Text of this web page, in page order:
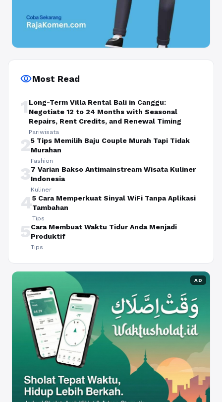
visibilityMost Read
1 Long-Term Villa Rental Bali in Canggu:
Negotiate 12 to 24 Months with Seasonal
Repairs, Rent Credits, and Renewal Timing
Pariwisata
25 Tips Memilih Baju Couple Murah Tapi Tidak
Murahan
Fashion
37 Varian Bakso Antimainstream Wisata Kuliner
Indonesia
Kuliner
45 Cara Memperkuat Sinyal WiFi Tanpa Aplikasi
Tambahan
Tips
5Cara Membuat Waktu Tidur Anda Menjadi
Produktif
Tips
AD